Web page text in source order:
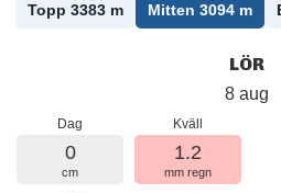
Topp 3383 m Mitten 3094 m
LÖR
8 aug
Dag
0
cm
Kväll
1.2
mm regn